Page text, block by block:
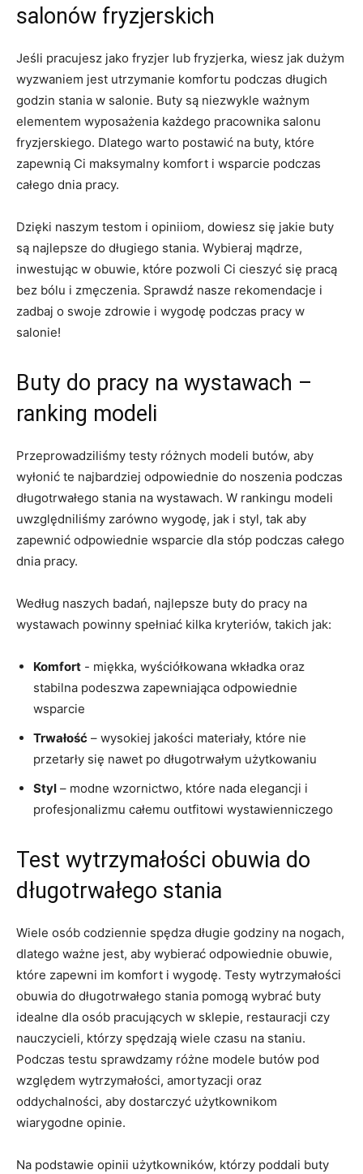
salonów fryzjerskich
Jeśli ‌pracujesz ​jako fryzjer⁢ lub⁣ fryzjerka,⁣ wiesz jak dużym
wyzwaniem jest utrzymanie komfortu ​podczas długich
godzin stania w salonie. Buty są‌ niezwykle ważnym
⁢elementem wyposażenia każdego ‌pracownika salonu
fryzjerskiego. Dlatego warto postawić na buty, które
zapewnią ‌Ci maksymalny komfort ‍i wsparcie ‍podczas
całego dnia pracy.
Dzięki naszym testom i opiniiom, ‍dowiesz się jakie buty
są najlepsze do długiego stania. Wybieraj mądrze,
inwestując w obuwie, które pozwoli ⁤Ci cieszyć się pracą
bez⁤ bólu i zmęczenia.⁢ Sprawdź nasze rekomendacje i‌
zadbaj o swoje zdrowie i wygodę podczas pracy w
salonie!
Buty do pracy na wystawach –
⁢ranking modeli
Przeprowadziliśmy testy różnych modeli ‍butów, aby
wyłonić⁢ te ⁤najbardziej odpowiednie do noszenia podczas
długotrwałego stania na wystawach. W ‌rankingu modeli
uwzględniliśmy zarówno wygodę,‍ jak i styl,⁤ tak aby
zapewnić ‌odpowiednie wsparcie dla stóp podczas⁤ całego
dnia pracy.
Według naszych badań, najlepsze buty do pracy na
wystawach powinny spełniać kilka kryteriów,⁤ takich ⁣jak:
Komfort ⁣- miękka, wyściółkowana wkładka oraz
stabilna⁢ podeszwa zapewniająca odpowiednie‍
wsparcie
Trwałość – wysokiej jakości materiały, które nie
przetarły się⁤ nawet po długotrwałym⁣ użytkowaniu
Styl – ‌modne wzornictwo, ⁣które nada elegancji i
profesjonalizmu⁣ całemu outfitowi wystawienniczego
Test wytrzymałości obuwia​ do⁤
długotrwałego stania
Wiele osób codziennie spędza długie godziny na nogach,
dlatego ważne jest, aby wybierać odpowiednie obuwie,
które zapewni im komfort i wygodę. Testy wytrzymałości
obuwia do długotrwałego stania pomogą ⁣wybrać ⁣buty
idealne dla osób pracujących w sklepie, restauracji⁤ czy
nauczycieli, którzy spędzają wiele czasu na staniu.
Podczas testu sprawdzamy różne⁢ modele⁣ butów pod
względem wytrzymałości, amortyzacji oraz
oddychalności, aby dostarczyć użytkownikom
⁣wiarygodne opinie.
Na podstawie opinii użytkowników, którzy poddali buty